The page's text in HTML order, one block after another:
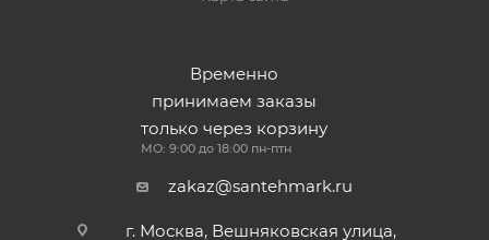
Временно
принимаем заказы
только через корзину
МО: 9:00 до 18:00 пн-птн
zakaz@santehmark.ru
г. Москва, Вешняковская улица,